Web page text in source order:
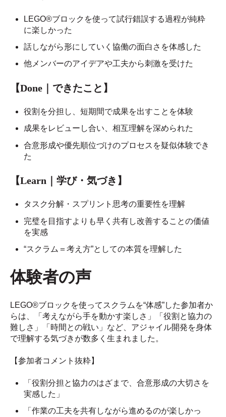
LEGO®ブロックを使って試行錯誤する過程が純粋
に楽しかった
話しながら形にしていく協働の面白さを体感した
他メンバーのアイデアや工夫から刺激を受けた
【Done｜できたこと】
役割を分担し、短期間で成果を出すことを体験
成果をレビューし合い、相互理解を深められた
合意形成や優先順位づけのプロセスを疑似体験でき
た
【Learn｜学び・気づき】
タスク分解・スプリント思考の重要性を理解
完璧を目指すよりも早く共有し改善することの価値
を実感
“スクラム＝考え方”としての本質を理解した
体験者の声
LEGO®ブロックを使ってスクラムを“体感”した参加者か
らは、「考えながら手を動かす楽しさ」「役割と協力の
難しさ」「時間との戦い」など、アジャイル開発を身体
で理解する気づきが数多く生まれました。
【参加者コメント抜粋】
「役割分担と協力のはざまで、合意形成の大切さを
実感した」
「作業の工夫を共有しながら進めるのが楽しかっ